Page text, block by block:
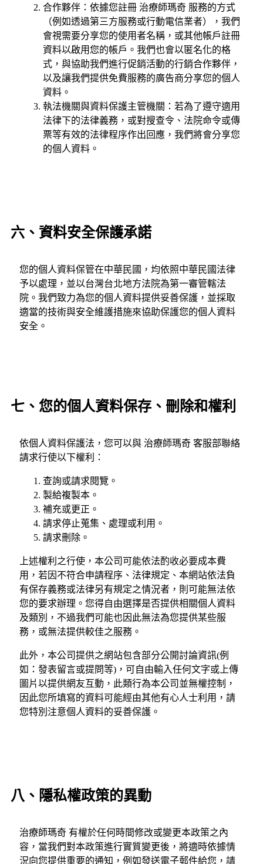
合作夥伴：依據您註冊 治療師瑪奇 服務的方式
（例如透過第三方服務或行動電信業者），我們
會視需要分享您的使用者名稱，或其他帳戶註冊
資料以啟用您的帳戶。我們也會以匿名化的格
式，與協助我們進行促銷活動的行銷合作夥伴，
以及讓我們提供免費服務的廣告商分享您的個人
資料。
執法機關與資料保護主管機關：若為了遵守適用
法律下的法律義務，或對搜查令、法院命令或傳
票等有效的法律程序作出回應，我們將會分享您
的個人資料。
六、資料安全保護承諾
您的個人資料保管在中華民國，均依照中華民國法律
予以處理，並以台灣台北地方法院為第一審管轄法
院。我們致力為您的個人資料提供妥善保護，並採取
適當的技術與安全維護措施來協助保護您的個人資料
安全。
七、您的個人資料保存、刪除和權利
依個人資料保護法，您可以與 治療師瑪奇 客服部聯絡
請求行使以下權利：
查詢或請求閱覽。
製給複製本。
補充或更正。
請求停止蒐集、處理或利用。
請求刪除。
上述權利之行使，本公司可能依法酌收必要成本費
用，若因不符合申請程序、法律規定、本網站依法負
有保存義務或法律另有規定之情況者，則可能無法依
您的要求辦理。您得自由選擇是否提供相關個人資料
及類別，不過我們可能也因此無法為您提供某些服
務，或無法提供較佳之服務。
此外，本公司提供之網站包含部分公開討論資訊(例
如：發表留言或提問等)，可自由輸入任何文字或上傳
圖片以提供網友互動，此類行為本公司並無權控制，
因此您所填寫的資料可能經由其他有心人士利用，請
您特別注意個人資料的妥善保護。
八、隱私權政策的異動
治療師瑪奇 有權於任何時間修改或變更本政策之內
容，當我們對本政策進行實質變更後，將適時依據情
況向您提供重要的通知，例如發送電子郵件給您，請